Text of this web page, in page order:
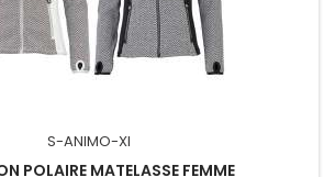
S-ANIMO-XI
POLAIRE MATELASSE FEMME